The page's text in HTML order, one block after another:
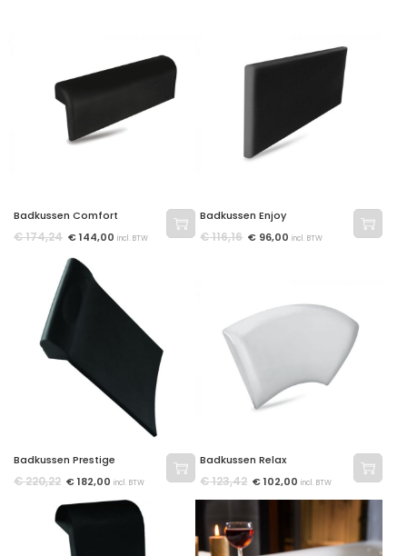
Badkussen Comfort
€174,24 €144,00 incl. BTW
Badkussen Enjoy
€116,16 € 96,00 incl. BTW
Badkussen Prestige
€220,22 €182,00 incl. BTW
Badkussen Relax
€123,42 €102,00 incl. BTW